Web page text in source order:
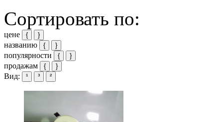
Сортировать по:
цене { }
названию { }
популярности { }
продажам { }
Вид: ¹ ³ ²